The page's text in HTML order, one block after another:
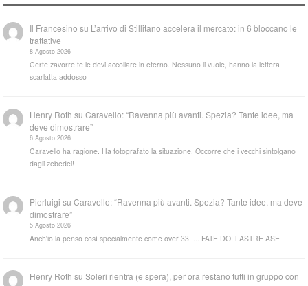
Il Francesino su L’arrivo di Stillitano accelera il mercato: in 6 bloccano le
trattative
8 Agosto 2026
Certe zavorre te le devi accollare in eterno. Nessuno li vuole, hanno la lettera
scarlatta addosso
Henry Roth suCaravello: “Ravenna più avanti. Spezia? Tante idee, ma
deve dimostrare”
6 Agosto 2026
Caravello ha ragione. Ha fotografato la situazione. Occorre che i vecchi sintolgano
dagli zebedei!
Pierluigi suCaravello: “Ravenna più avanti. Spezia? Tante idee, ma deve
dimostrare”
5 Agosto 2026
Anch'io la penso così specialmente come over 33..... FATE DOI LASTRE ASE
Henry Roth suSoleri rientra (e spera), per ora restano tutti in gruppo con